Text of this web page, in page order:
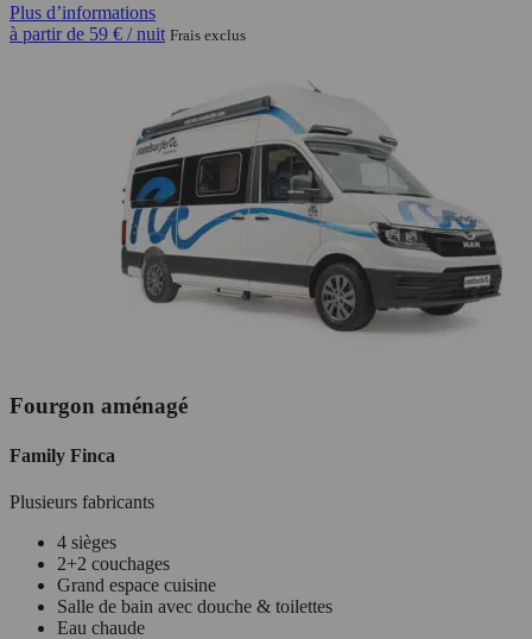
Plus d’informations
à partir de 59 € / nuit Frais exclus
Fourgon aménagé
Family Finca
Plusieurs fabricants
4 sièges
2+2 couchages
Grand espace cuisine
Salle de bain avec douche & toilettes
Eau chaude